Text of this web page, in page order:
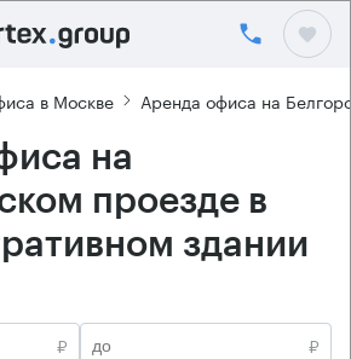
в Москве Аренда офиса на
на
проезде в
здании
₽
₽